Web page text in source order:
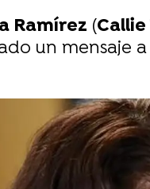
Ramírez (
un mensaje